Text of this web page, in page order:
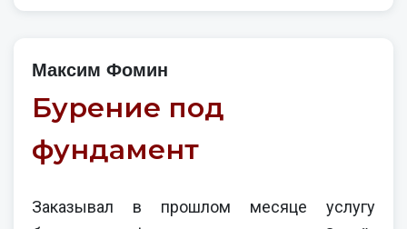
Максим Фомин
Бурение под
фундамент
Заказывал в прошлом месяце услугу